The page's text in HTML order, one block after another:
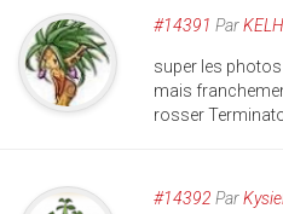
#14391 Par
super les photos
mais
rosser
#14392 Par